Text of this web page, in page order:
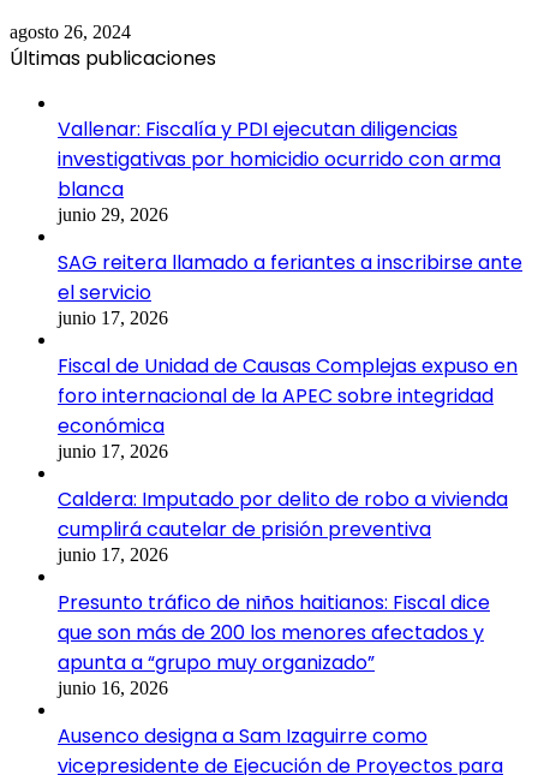
agosto 26, 2024
Últimas publicaciones
Vallenar: Fiscalía y PDI ejecutan diligencias
investigativas por homicidio ocurrido con arma
blanca
junio 29, 2026
SAG reitera llamado a feriantes a inscribirse ante
el servicio
junio 17, 2026
Fiscal de Unidad de Causas Complejas expuso en
foro internacional de la APEC sobre integridad
económica
junio 17, 2026
Caldera: Imputado por delito de robo a vivienda
cumplirá cautelar de prisión preventiva
junio 17, 2026
Presunto tráfico de niños haitianos: Fiscal dice
que son más de 200 los menores afectados y
apunta a “grupo muy organizado”
junio 16, 2026
Ausenco designa a Sam Izaguirre como
vicepresidente de Ejecución de Proyectos para